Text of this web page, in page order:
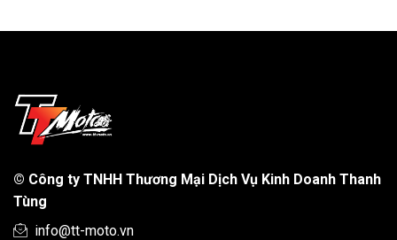
© Công ty TNHH Thương Mại Dịch Vụ Kinh Doanh Thanh
Tùng
info@tt-moto.vn